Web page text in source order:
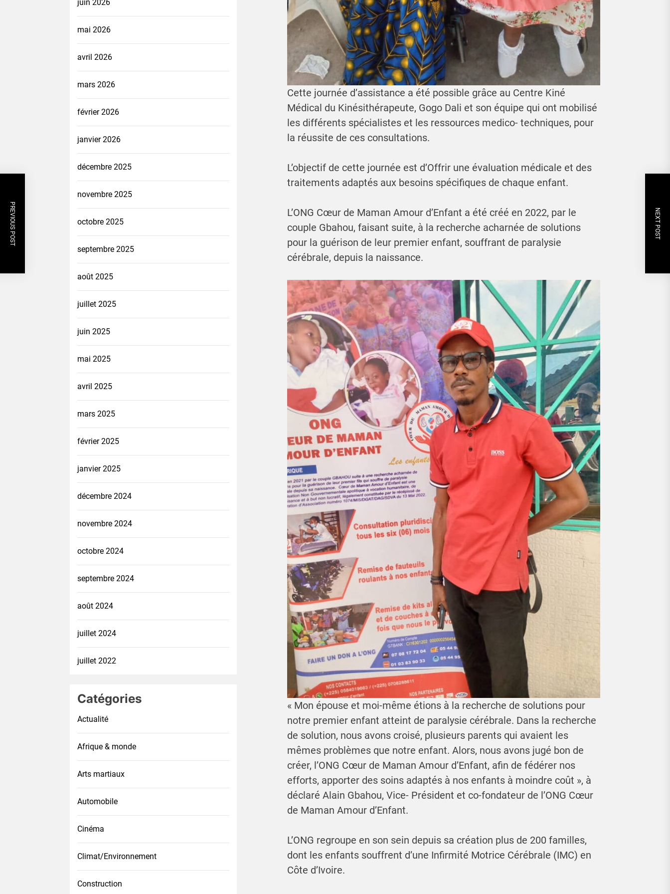
Cette journée d’assistance a été possible grâce au Centre Kiné
Médical du Kinésithérapeute, Gogo Dali et son équipe qui ont mobilisé
les différents spécialistes et les ressources medico- techniques, pour
la réussite de ces consultations.
L’objectif de cette journée est d’Offrir une évaluation médicale et des
traitements adaptés aux besoins spécifiques de chaque enfant.
L’ONG Cœur de Maman Amour d’Enfant a été créé en 2022, par le
couple Gbahou, faisant suite, à la recherche acharnée de solutions
pour la guérison de leur premier enfant, souffrant de paralysie
cérébrale, depuis la naissance.
« Mon épouse et moi-même étions à la recherche de solutions pour
notre premier enfant atteint de paralysie cérébrale. Dans la recherche
de solution, nous avons croisé, plusieurs parents qui avaient les
mêmes problèmes que notre enfant. Alors, nous avons jugé bon de
créer, l’ONG Cœur de Maman Amour d’Enfant, afin de fédérer nos
efforts, apporter des soins adaptés à nos enfants à moindre coût », à
déclaré Alain Gbahou, Vice- Président et co-fondateur de l’ONG Cœur
de Maman Amour d’Enfant.
L’ONG regroupe en son sein depuis sa création plus de 200 familles,
dont les enfants souffrent d’une Infirmité Motrice Cérébrale (IMC) en
Côte d’Ivoire.
PREVIOUS POST NEXT POST
juin 2026
mai 2026
avril 2026
mars 2026
février 2026
janvier 2026
décembre 2025
novembre 2025
octobre 2025
septembre 2025
août 2025
juillet 2025
juin 2025
mai 2025
avril 2025
mars 2025
février 2025
janvier 2025
décembre 2024
novembre 2024
octobre 2024
septembre 2024
août 2024
juillet 2024
juillet 2022
Catégories
Actualité
Afrique & monde
Arts martiaux
Automobile
Cinéma
Climat/Environnement
Construction